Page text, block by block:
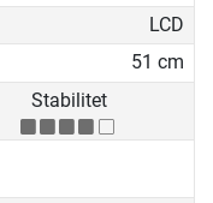
LCD
51 cm
Stabilitet